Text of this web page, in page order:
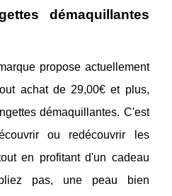
démaquillantes
propose actuellement
achat de 29,00€ et plus,
démaquillantes. C'est
ou redécouvrir les
en profitant d'un cadeau
pas, une peau bien